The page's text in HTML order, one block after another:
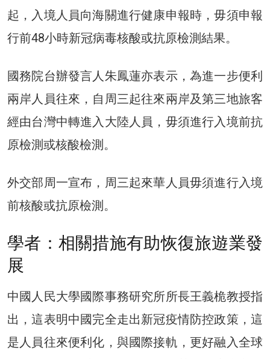
起，入境人員向海關進行健康申報時，毋須申報
行前48小時新冠病毒核酸或抗原檢測結果。
國務院台辦發言人朱鳳蓮亦表示，為進一步便利
兩岸人員往來，自周三起往來兩岸及第三地旅客
經由台灣中轉進入大陸人員，毋須進行入境前抗
原檢測或核酸檢測。
外交部周一宣布，周三起來華人員毋須進行入境
前核酸或抗原檢測。
學者：相關措施有助恢復旅遊業發
展
中國人民大學國際事務研究所所長王義桅教授指
出，這表明中國完全走出新冠疫情防控政策，這
是人員往來便利化，與國際接軌，更好融入全球